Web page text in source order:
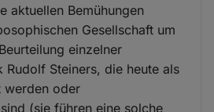
aktuellen Bemühungen
Gesellschaft um
einzelner
Rudolf Steiners, die heute als
werden oder
(sie führen eine solche